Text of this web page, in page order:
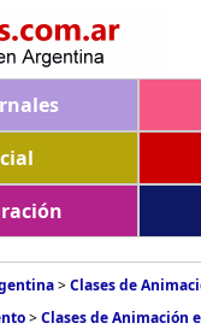
>Clases de
>Clases de Animación